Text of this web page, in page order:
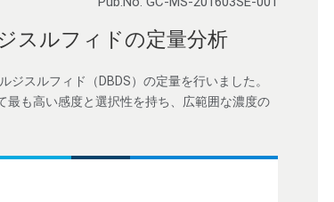
スルフィドの定量分析
スルフィド（DBDS）の定量を行いました。
最も高い感度と選択性を持ち、広範囲な濃度の